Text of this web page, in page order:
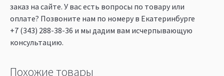
заказ на сайте. У вас есть вопросы по товару или
оплате? Позвоните нам по номеру в Екатеринбурге
+7 (343) 288-38-36 и мы дадим вам исчерпывающую
консультацию.
Похожие товары